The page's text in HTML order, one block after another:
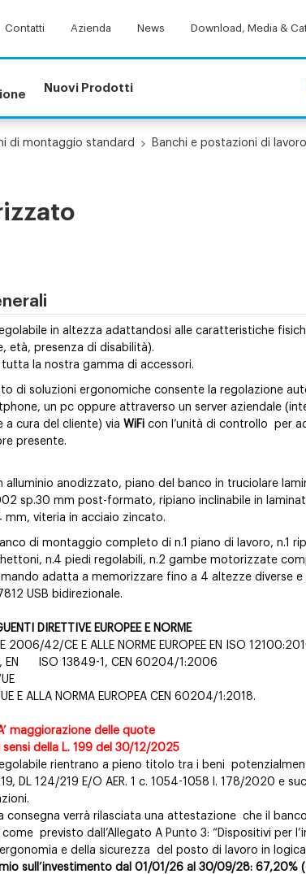
Contatti Azienda News Download, Media &
Nuovi Prodotti
di montaggio standard
Banchi e postazioni di
in altezza adattandosi alle caratteristiche
età, presenza di disabilità).
tutta la nostra gamma di accessori.
di soluzioni ergonomiche consente la regolazione
un pc oppure attraverso un server aziendale
a cura del cliente) via WiFicon l’unità di controllo per
presente.
alluminio anodizzato, piano del banco in truciolare
sp.30 mm post-formato, ripiano inclinabile in
mm, viteria in acciaio zincato.
di montaggio completo di n.1 piano di lavoro, n.1
n.4 piedi regolabili, n.2 gambe motorizzate
adatta a memorizzare fino a 4 altezze diverse e
USB bidirezionale.
DIRETTIVE EUROPEE E NORME
2006/42/CE E ALLE NORME EUROPEE EN ISO
EN ISO 13849-1, CEN 60204/1:2006
E ALLA NORMA EUROPEA CEN 60204/1:2018.
maggiorazione delle quote
della L. 199 del 30/12/2025
rientrano a pieno titolo tra i beni
DL 124/219 E/O AER. 1 c. 1054-1058 l. 178/2020 e
consegna verrà rilasciata una attestazione che il
come previsto dall’Allegato A Punto 3: “Dispositivi per
e della sicurezza
del posto di lavoro in
sull’investimento dal 01/01/26 al 30/09/28: 67,20%